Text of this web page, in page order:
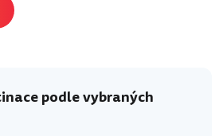
podle vybraných